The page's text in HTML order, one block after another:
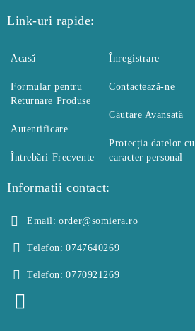
Link-uri rapide:
Acasă
Formular pentru
Returnare Produse
Autentificare
Întrebări Frecvente
Înregistrare
Contactează-ne
Căutare Avansată
Protecția datelor cu
caracter personal
Informatii contact:
Email: order@somiera.ro
Telefon: 0747640269
Telefon: 0770921269